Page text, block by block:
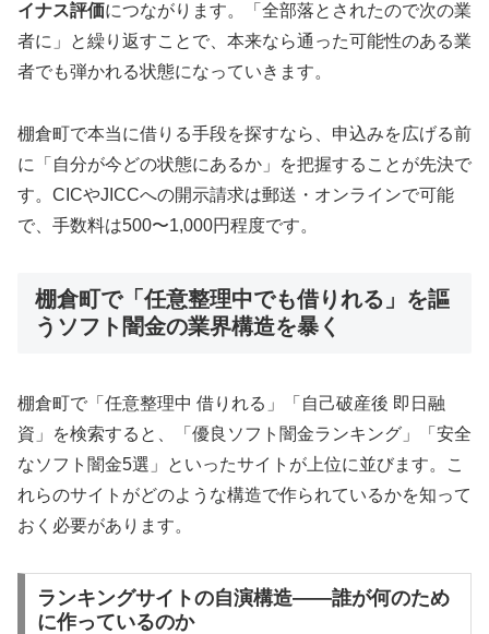
イナス評価につながります。「全部落とされたので次の業
者に」と繰り返すことで、本来なら通った可能性のある業
者でも弾かれる状態になっていきます。
棚倉町で本当に借りる手段を探すなら、申込みを広げる前
に「自分が今どの状態にあるか」を把握することが先決で
す。CICやJICCへの開示請求は郵送・オンラインで可能
で、手数料は500〜1,000円程度です。
棚倉町で「任意整理中でも借りれる」を謳
うソフト闇金の業界構造を暴く
棚倉町で「任意整理中 借りれる」「自己破産後 即日融
資」を検索すると、「優良ソフト闇金ランキング」「安全
なソフト闇金5選」といったサイトが上位に並びます。こ
れらのサイトがどのような構造で作られているかを知って
おく必要があります。
ランキングサイトの自演構造——誰が何のため
に作っているのか